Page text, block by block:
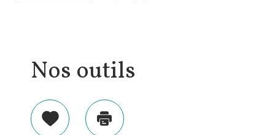
Nos outils
Sélectionner
Imprimer